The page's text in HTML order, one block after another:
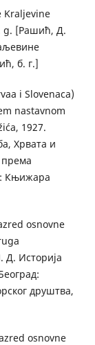
Kraljevine
g. [Рашић, Д.
б. г.]
i Slovenaca)
nastavnom
1927.
Хрвата и
Књижара
osnovne
Д. Историја
друштва,
osnovne